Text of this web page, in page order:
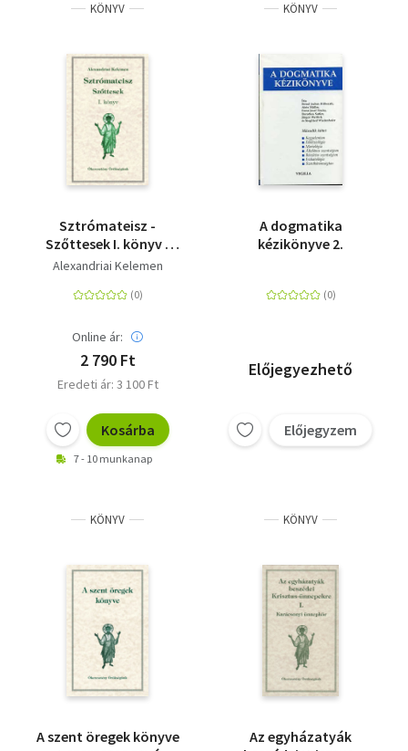
KÖNYV
Sztrómateisz -
Szőttesek I. könyv -
Ókeresztény
Alexandriai Kelemen
Online ár:
2 790 Ft
Eredeti ár: 3 100 Ft
Kosárba
7 - 10 munkanap
KÖNYV
A dogmatika
kézikönyve 2.
Előjegyezhető
Előjegyzem
KÖNYV
A szent öregek könyve
KÖNYV
Az egyházatyák